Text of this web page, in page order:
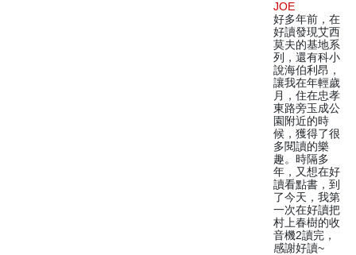
JOE
好多年前，在
好讀發現艾西
莫夫的基地系
列，還有科小
說海伯利昂，
讓我在年輕歲
月，住在忠孝
東路旁玉成公
園附近的時
候，獲得了很
多閱讀的樂
趣。時隔多
年，又想在好
讀看點書，到
了今天，我第
一次在好讀把
村上春樹的收
音機2讀完，
感謝好讀~